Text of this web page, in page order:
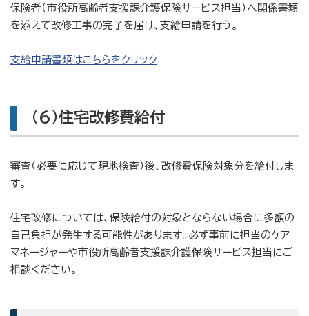
保険者（市役所高齢者支援課介護保険サービス担当）へ関係書類
を添えて改修工事の完了を届け、支給申請を行う。
支給申請書類はこちらをクリック
(6)住宅改修費給付
審査（必要に応じて現地検査）後、改修費保険対象分を給付しま
す。
住宅改修については、保険給付の対象とならない場合に多額の
自己負担が発生する可能性があります。必ず事前に担当のケア
マネージャーや市役所高齢者支援課介護保険サービス担当にご
相談ください。